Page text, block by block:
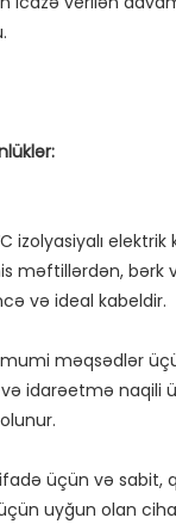
izolyasiyalı elektrik
məftillərdən, bərk
məqsədlər
və idarəetmə naqili
üçün və sabit,
uyğun olan